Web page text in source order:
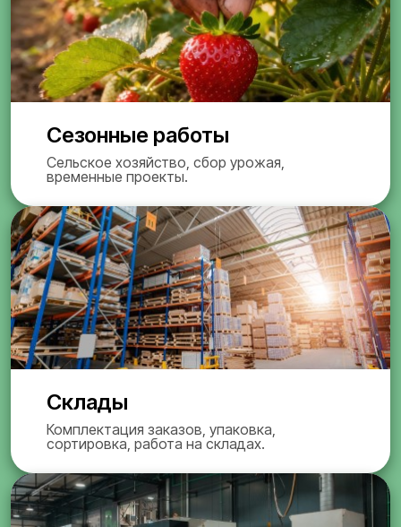
Сезонные работы
Сельское хозяйство, сбор урожая,
временные проекты.
Склады
Комплектация заказов, упаковка,
сортировка, работа на складах.